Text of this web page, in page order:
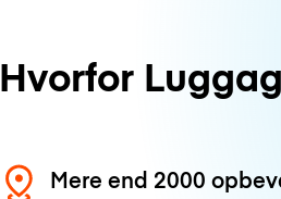
Hvorfor
Mere end 2000